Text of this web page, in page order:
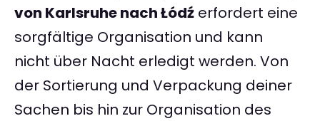
von Karlsruhe nach Łódź erfordert eine
sorgfältige Organisation und kann
nicht über Nacht erledigt werden. Von
der Sortierung und Verpackung deiner
Sachen bis hin zur Organisation des